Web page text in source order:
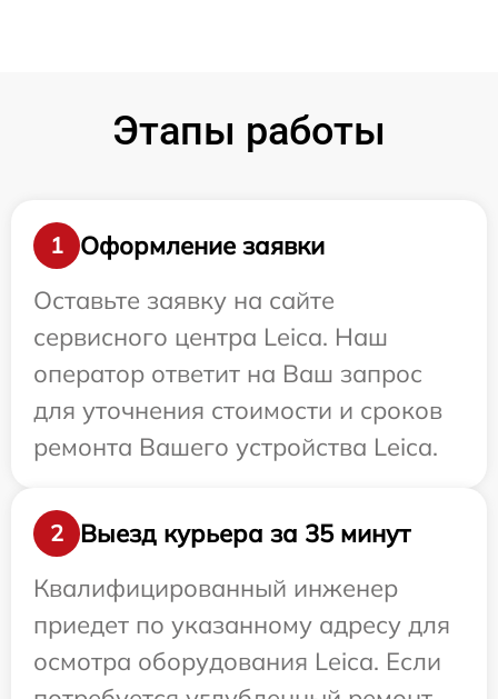
Этапы работы
1
Оформление заявки
Оставьте заявку на сайте
сервисного центра Leica. Наш
оператор ответит на Ваш запрос
для уточнения стоимости и сроков
ремонта Вашего устройства Leica.
2
Выезд курьера за 35 минут
Квалифицированный инженер
приедет по указанному адресу для
осмотра оборудования Leica. Если